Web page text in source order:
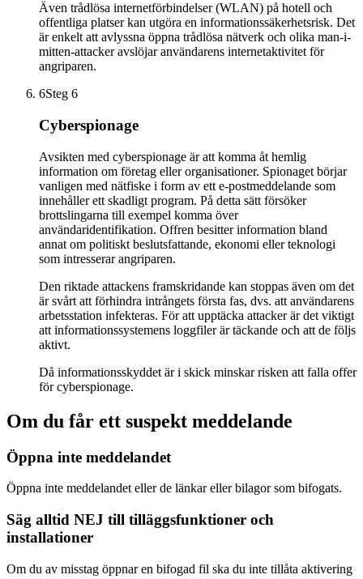
Även trådlösa internetförbindelser (WLAN) på hotell och
offentliga platser kan utgöra en informationssäkerhetsrisk. Det
är enkelt att avlyssna öppna trådlösa nätverk och olika man-i-
mitten-attacker avslöjar användarens internetaktivitet för
angriparen.
6Steg 6
Cyberspionage
Avsikten med cyberspionage är att komma åt hemlig
information om företag eller organisationer. Spionaget börjar
vanligen med nätfiske i form av ett e-postmeddelande som
innehåller ett skadligt program. På detta sätt försöker
brottslingarna till exempel komma över
användaridentifikation. Offren besitter information bland
annat om politiskt beslutsfattande, ekonomi eller teknologi
som intresserar angriparen.
Den riktade attackens framskridande kan stoppas även om det
är svårt att förhindra intrångets första fas, dvs. att användarens
arbetsstation infekteras. För att upptäcka attacker är det viktigt
att informationssystemens loggfiler är täckande och att de följs
aktivt.
Då informationsskyddet är i skick minskar risken att falla offer
för cyberspionage.
Om du får ett suspekt meddelande
Öppna inte meddelandet
Öppna inte meddelandet eller de länkar eller bilagor som bifogats.
Säg alltid NEJ till tilläggsfunktioner och
installationer
Om du av misstag öppnar en bifogad fil ska du inte tillåta aktivering